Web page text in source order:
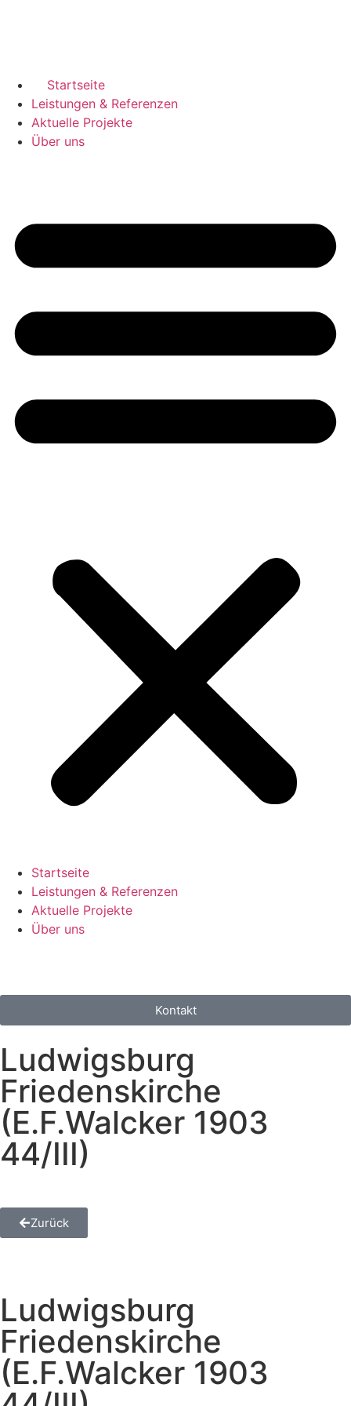
Startseite
Leistungen & Referenzen
Aktuelle Projekte
Über uns
Startseite
Leistungen & Referenzen
Aktuelle Projekte
Über uns
Kontakt
Ludwigsburg
Friedenskirche
(E.F.Walcker 1903
44/III)
Zurück
Ludwigsburg
Friedenskirche
(E.F.Walcker 1903